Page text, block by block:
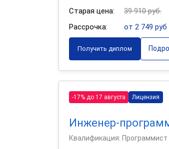
Старая цена:
39 910 руб.
Рассрочка:
от 2 749
Получить диплом
-17% до 17 августа Лицензия
Инженер-
Квалификация: Программист